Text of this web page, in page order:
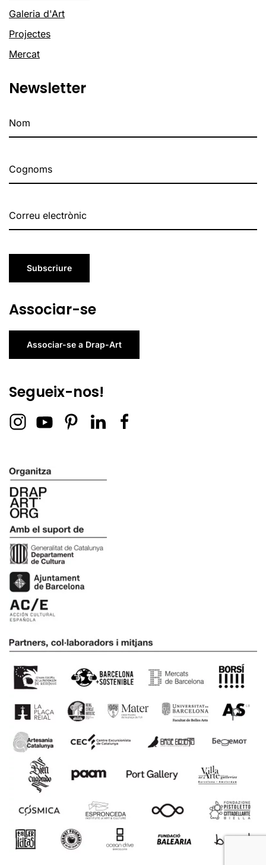
Galeria d'Art
Projectes
Mercat
Newsletter
Subscriure
Associar-se
Associar-se a Drap-Art
Segueix-nos!